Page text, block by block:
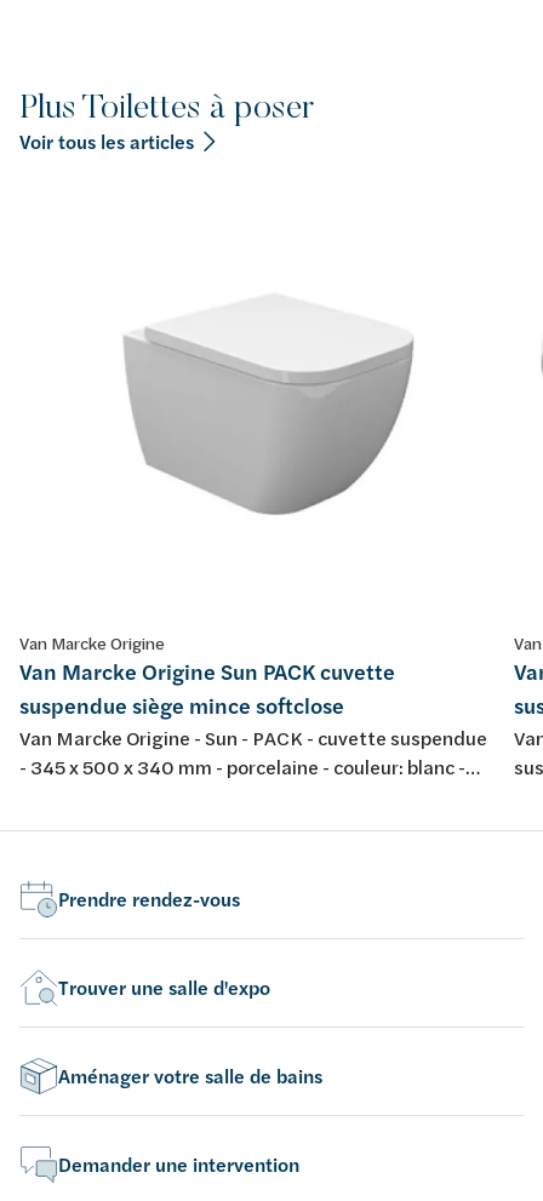
Plus Toilettes à poser
Voir tous les articles
Van Marcke Origine
Van Marcke Origine Sun PACK cuvette
suspendue siège mince softclose
Van Marcke Origine - Sun - PACK - cuvette suspendue
- 345 x 500 x 340 mm - porcelaine - couleur: blanc -
Prendre rendez-vous
Trouver une salle d'expo
Aménager votre salle de bains
Demander une intervention